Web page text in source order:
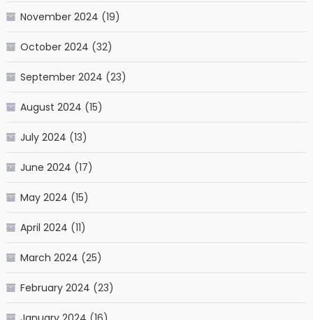
November 2024 (19)
October 2024 (32)
September 2024 (23)
August 2024 (15)
July 2024 (13)
June 2024 (17)
May 2024 (15)
April 2024 (11)
March 2024 (25)
February 2024 (23)